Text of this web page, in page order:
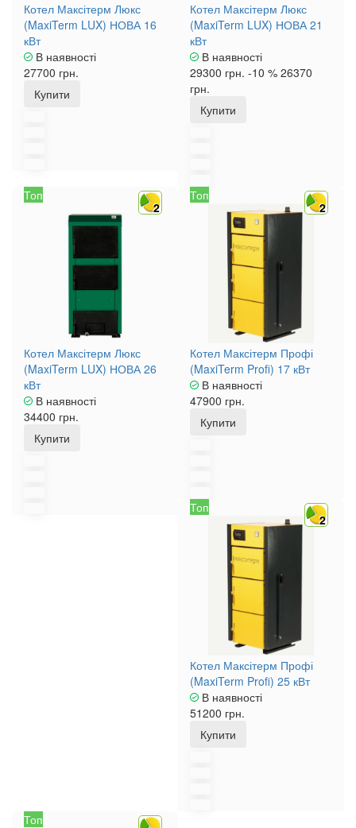
Котел Максітерм Люкс
(MaxiTerm LUX) НОВА 16
кВт
В наявності
27700 грн.
Купити
Котел Максітерм Люкс
(MaxiTerm LUX) НОВА 21
кВт
В наявності
29300 грн. -10 % 26370
грн.
Купити
2
Топ
Котел Максітерм Люкс
(MaxiTerm LUX) НОВА 26
кВт
В наявності
34400 грн.
Купити
2
Топ
Котел Максітерм Профі
(MaxiTerm Profi) 17 кВт
В наявності
47900 грн.
Купити
2
Топ
Котел Максітерм Профі
(MaxiTerm Profi) 25 кВт
В наявності
51200 грн.
Купити
Топ